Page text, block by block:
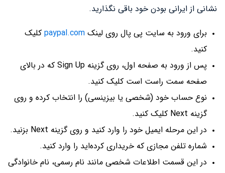
نشانی از ایرانی بودن خود باقی نگذارید.
برای ورود به سایت پی پال روی لینک paypal.com کلیک
کنید.
پس از ورود به صفحه اول، روی گزینه Sign Up که در بالای
صفحه سمت راست است کلیک کنید.
نوع حساب خود (شخصی یا بیزینسی) را انتخاب کرده و روی
گزینه Next کلیک کنید.
در این مرحله ایمیل خود را وارد کنید و روی گزینه Next بزنید.
شماره تلفن مجازی که خریداری کرده‌اید را وارد کنید.
در این قسمت اطلاعات شخصی مانند نام رسمی، نام خانوادگی